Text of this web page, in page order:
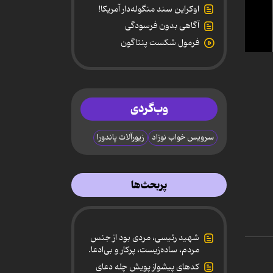
0
اوکراین سند منگوله‌دار آمریکا!
آگاهی بدون فرسودگی
فرمول شکست پنتاگون
وب‌گردی
سرویس خواب نوزاد زیورآلات پاندورا
پربحث‌ها
شهید رئیسی، مردی بود از جنس
مردم، ساده‌زیست، پرکار و بی‌ادعا.
کدهای پیشواز پویش چله دعای